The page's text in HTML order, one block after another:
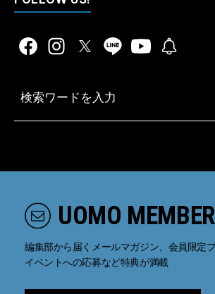
UOMO
編集部から届くメールマガジン、会員限定
イベントへの応募など特典が満載